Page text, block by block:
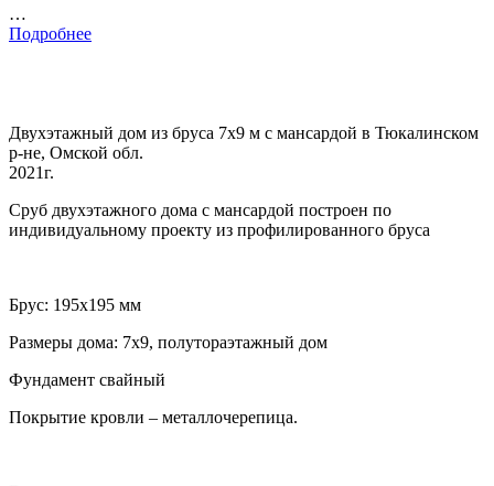
…
Подробнее
Двухэтажный дом из бруса 7х9 м с мансардой в Тюкалинском
р-не, Омской обл.
2021г.
Сруб двухэтажного дома с мансардой построен по
индивидуальному проекту из профилированного бруса
Брус: 195х195 мм
Размеры дома: 7х9, полутораэтажный дом
Фундамент свайный
Покрытие кровли – металлочерепица.